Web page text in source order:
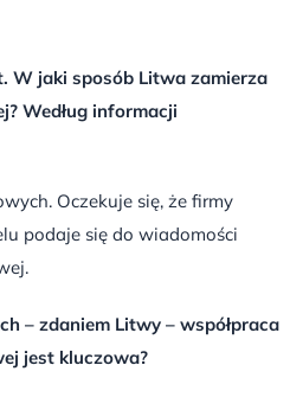
W jaki sposób Litwa zamierza
Według informacji
Oczekuje się, że firmy
podaje się do wiadomości
– zdaniem Litwy – współpraca
jest kluczowa?